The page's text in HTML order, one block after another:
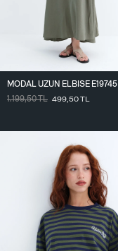
MODAL UZUN ELBISE E19745
1.199,50TL 499,50TL